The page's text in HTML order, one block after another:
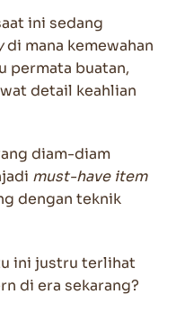
ini sedang
di mana kemewahan
permata buatan,
detail keahlian
diam-diam
must-have item
dengan teknik
ini justru terlihat
di era sekarang?